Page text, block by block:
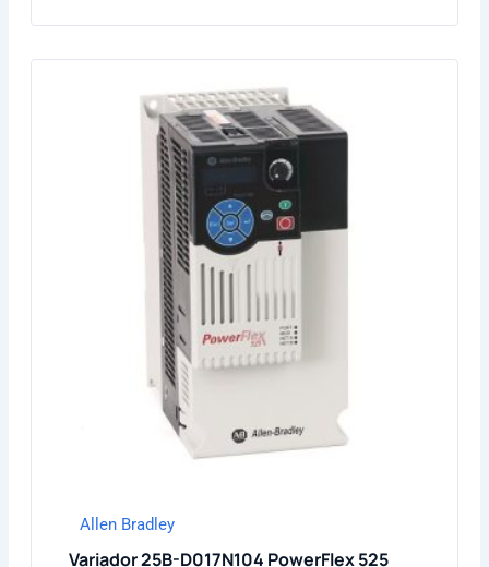
Allen Bradley
Variador 25B-D017N104 PowerFlex 525